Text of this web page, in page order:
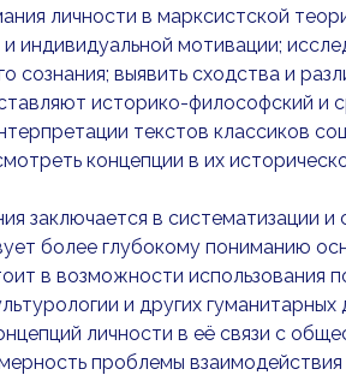
личности в марксистской
индивидуальной мотивации;
сознания; выявить сходства и
историко-философский и
текстов классиков
концепции в их
заключается в систематизации
более глубокому пониманию
в возможности использования
и других гуманитарных
личности в её связи с
проблемы взаимодействия